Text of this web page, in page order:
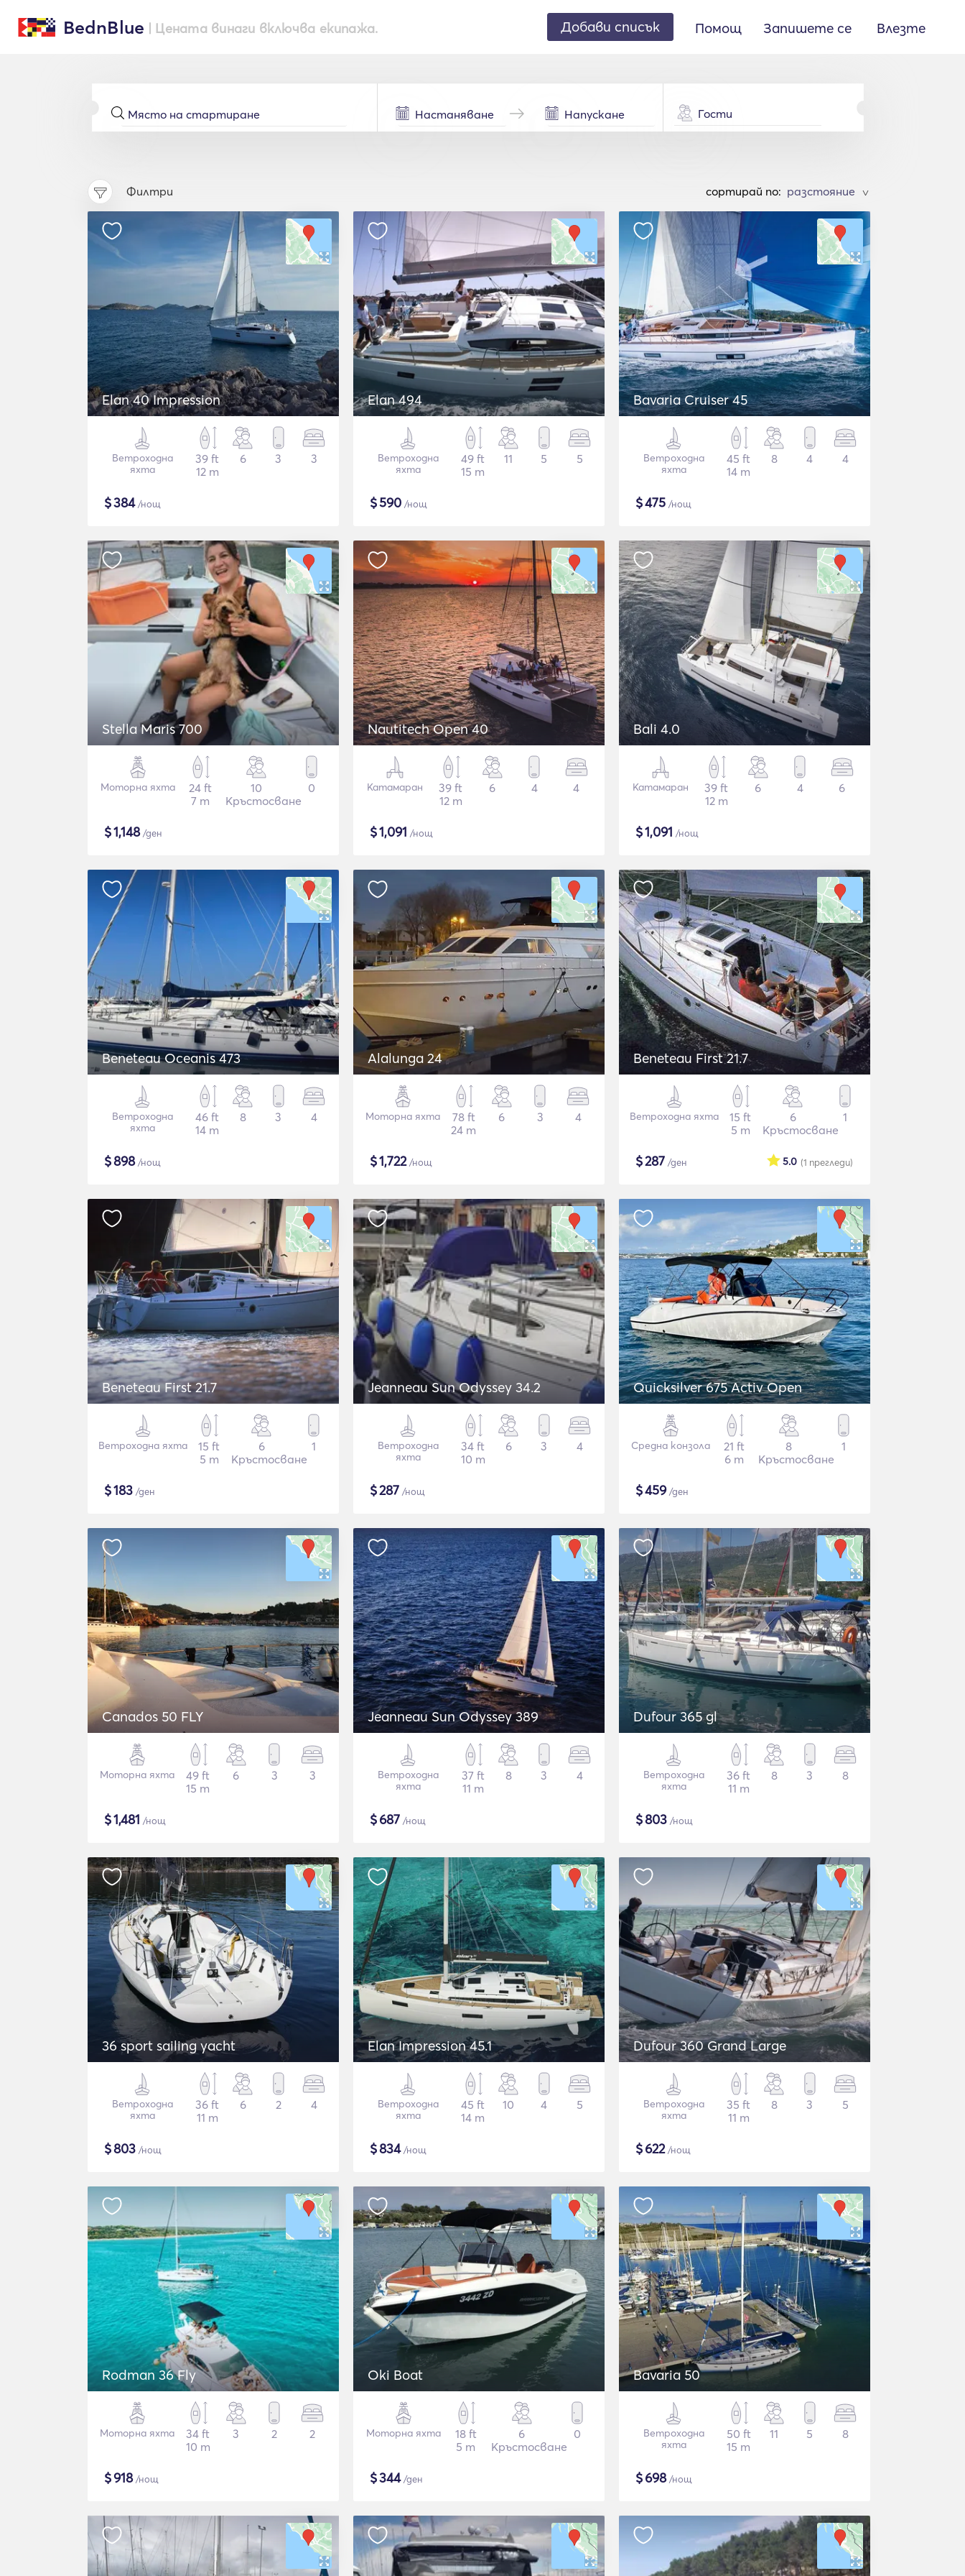
BednBlue | Цената винаги включва екипажа. Добави списък Помощ Запишете се Влезте
Гости
Филтри cортирай по: >
Elan 40 Impression
Ветроходна
яхта
39 ft
12 m
6 3 3
$384/нощ
Elan 494
Ветроходна
яхта
49 ft
15 m
11 5 5
$590 /нощ
Bavaria Cruiser 45
Ветроходна
яхта
45 ft
14 m
8 4 4
$475 /нощ
Stella Maris 700
Моторна яхта
24 ft
7 m
10
Кръстосване
0
$1,148/ден
Nautitech Open 40
Катамаран
39 ft
12 m
6 4 4
$1,091 /нощ
Bali 4.0
Катамаран
39 ft
12 m
6 4 6
$1,091 /нощ
Beneteau Oceanis 473
Ветроходна
яхта
46 ft
14 m
8 3 4
$898/нощ
Alalunga 24
Моторна яхта
78 ft
24 m
6 3 4
$1,722/нощ
Beneteau First 21.7
Ветроходна яхта
15 ft
5 m
6
Кръстосване
1
$287 /ден (1 прегледи)
5.0
Beneteau First 21.7
Ветроходна яхта
15 ft
5 m
6
Кръстосване
1
$183 /ден
Jeanneau Sun Odyssey 34.2
Ветроходна
яхта
34 ft
10 m
6 3 4
$287 /нощ
Quicksilver 675 Activ Open
Средна конзола
21 ft
6 m
8
Кръстосване
1
$459/ден
Canados 50 FLY
Моторна яхта
49 ft
15 m
6 3 3
$1,481 /нощ
Jeanneau Sun Odyssey 389
Ветроходна
яхта
37 ft
11 m
8 3 4
$687 /нощ
Dufour 365 gl
Ветроходна
яхта
36 ft
11 m
8 3 8
$803 /нощ
36 sport sailing yacht
Ветроходна
яхта
36 ft
11 m
6 2 4
$803 /нощ
Elan Impression 45.1
Ветроходна
яхта
45 ft
14 m
10 4 5
$834/нощ
Dufour 360 Grand Large
Ветроходна
яхта
35 ft
11 m
8 3 5
$622/нощ
Rodman 36 Fly
Моторна яхта
34 ft
10 m
3 2 2
$918/нощ
Oki Boat
Моторна яхта
18 ft
5 m
6
Кръстосване
0
$344/ден
Bavaria 50
Ветроходна
яхта
50 ft
15 m
11 5 8
$698/нощ